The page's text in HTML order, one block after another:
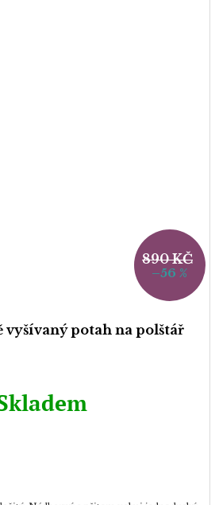
890 KČ
–56 %
vyšívaný potah na polštář